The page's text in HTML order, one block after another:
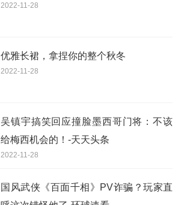
2022-11-28
优雅长裙，拿捏你的整个秋冬
2022-11-28
吴镇宇搞笑回应撞脸墨西哥门将：不该
给梅西机会的！-天天头条
2022-11-28
国风武侠《百面千相》PV诈骗？玩家直